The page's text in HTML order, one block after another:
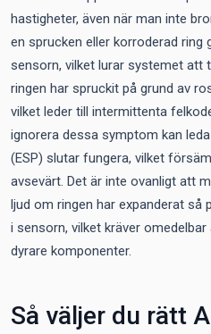
hastigheter, även när man inte
en sprucken eller korroderad ring
sensorn, vilket lurar systemet att
ringen har spruckit på grund av
vilket leder till intermittenta
ignorera dessa symptom kan
(ESP) slutar fungera, vilket
avsevärt. Det är inte ovanligt att
ljud om ringen har expanderat
i sensorn, vilket kräver
dyrare komponenter.
Så väljer du rätt